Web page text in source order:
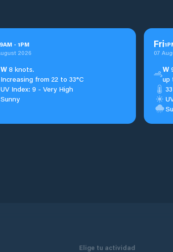
9AM - 1PM
2026
W 8 knots.
Increasing from 22 to 33°C
UV Index: 9 - Very High
Sunny
Fri1
07
W
up
Elige tu actividad